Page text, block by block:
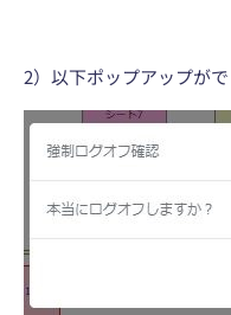
2）以下ポップアップが